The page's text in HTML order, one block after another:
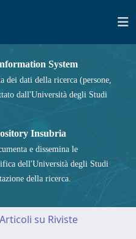
System
dei dati della ricerca (persone,
dall'Università degli Studi
Insubria
e dissemina le
dell'Università degli Studi
della ricerca.
Articoli su Riviste